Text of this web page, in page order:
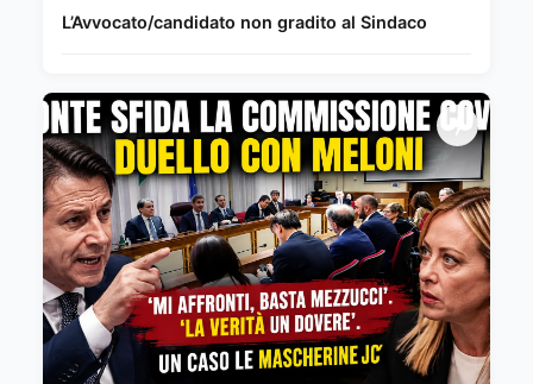
L’Avvocato/candidato non gradito al Sindaco